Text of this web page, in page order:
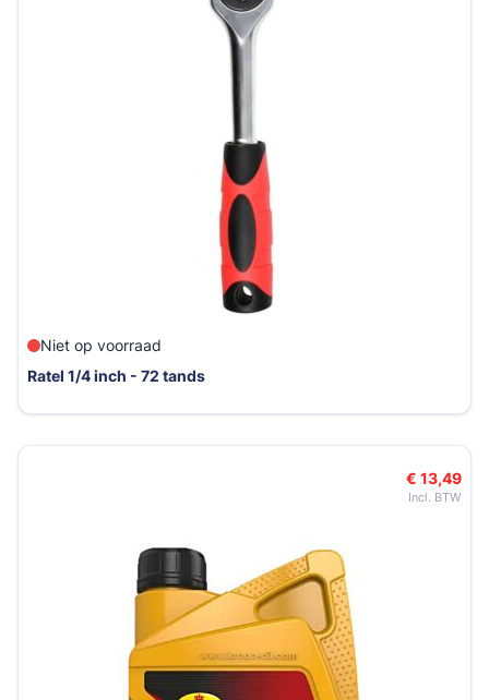
Niet op voorraad
Ratel 1/4 inch - 72 tands
€ 13,49